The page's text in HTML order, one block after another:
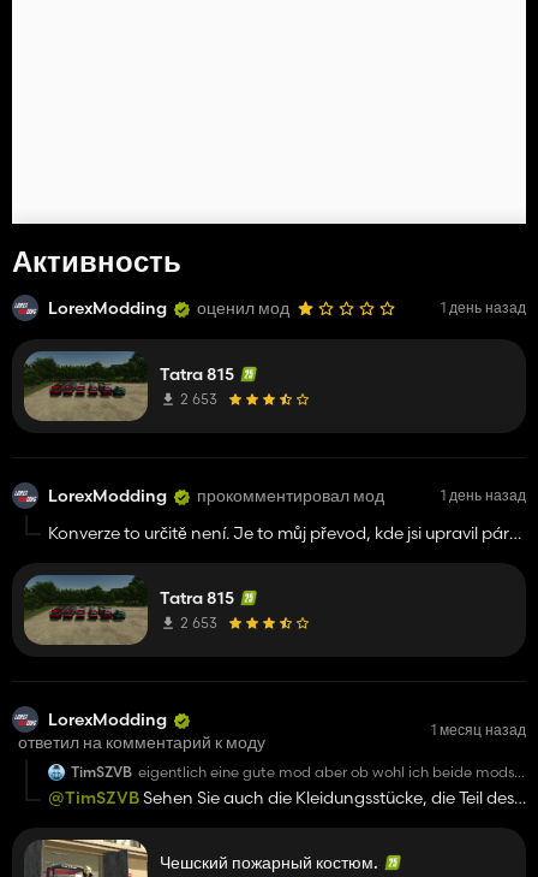
Активность
LorexModding оценил мод 1 день назад
Tatra 815
2 653
LorexModding прокомментировал мод 1 день назад
Konverze to určitě není. Je to můj převod, kde jsi upravil pár
původního autora Lukasina a mě, když sis vzal ty
konfigurační polepy... Ty v původní verzi rozhodně nebyly :)
Tatra 815
2 653
LorexModding
ответил на комментарий к моду
1 месяц назад
TimSZVB eigentlich eine gute mod aber ob wohl ich beide mods
drinne habe auch die Feuerwehr uniform sehe ich die
kleidung trotzdem nicht
@TimSZVBSehen Sie auch die Kleidungsstücke, die Teil des
Чешский пожарный костюм.